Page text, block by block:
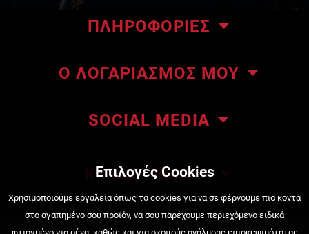
ΠΛΗΡΟΦΟΡΙΕΣ
About ΜΜΑteam
Όροι Χρήσης
Τρόποι πληρωμής
Τρόποι αποστολής
Ο ΛΟΓΑΡΙΑΣΜΟΣ ΜΟΥ
SOCIAL MEDIA
ΚΑΤΑΣΤΗΜΑΤΑ
Πειραιάς, Κουντουριώτου 222
210 4525720
Επιλογές Cookies
Χρησιμοποιούμε εργαλεία όπως τα cookies για να σε φέρνουμε πιο κοντά
στο αγαπημένο σου προϊόν, να σου παρέχουμε περιεχόμενο ειδικά